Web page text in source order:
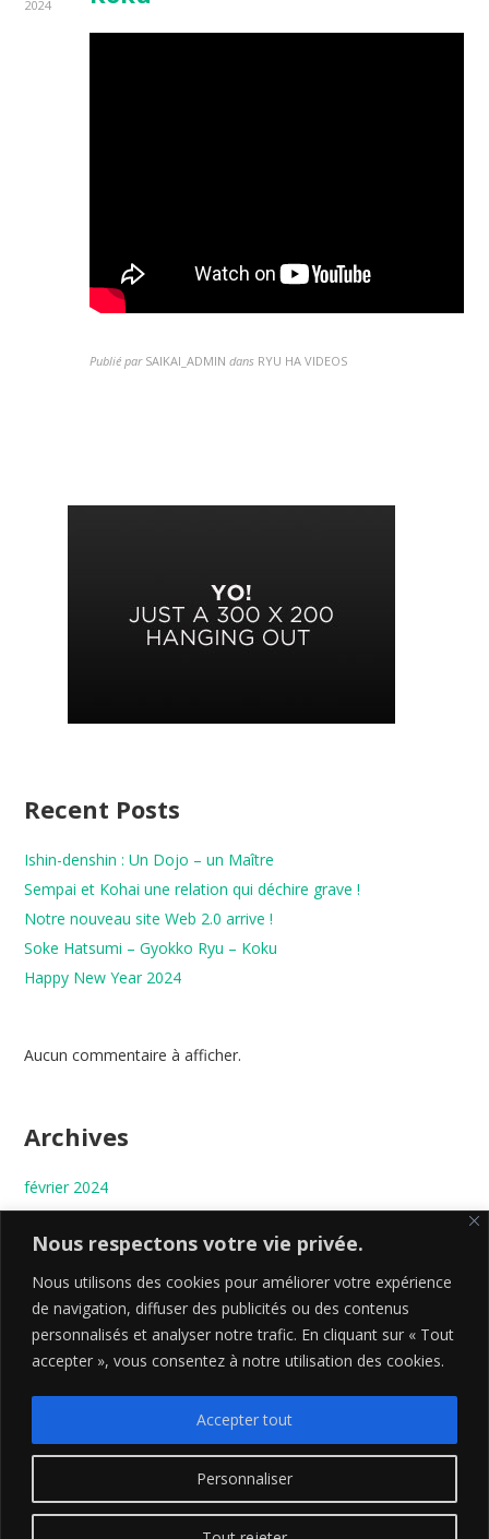
Nous respectons votre vie privée.
Nous utilisons des cookies pour améliorer votre expérience
de navigation, diffuser des publicités ou des contenus
personnalisés et analyser notre trafic. En cliquant sur « Tout
accepter », vous consentez à notre utilisation des cookies.
Personnaliser
Accepter tout
2024
Publié par SAIKAI_ADMIN dans RYU HA VIDEOS
Recent Posts
Ishin-denshin : Un Dojo – un Maître
Sempai et Kohai une relation qui déchire grave !
Notre nouveau site Web 2.0 arrive !
Soke Hatsumi – Gyokko Ryu – Koku
Happy New Year 2024
Aucun commentaire à afficher.
Archives
février 2024
janvier 2024
Categories
Ishin Denshin
Uncategorized